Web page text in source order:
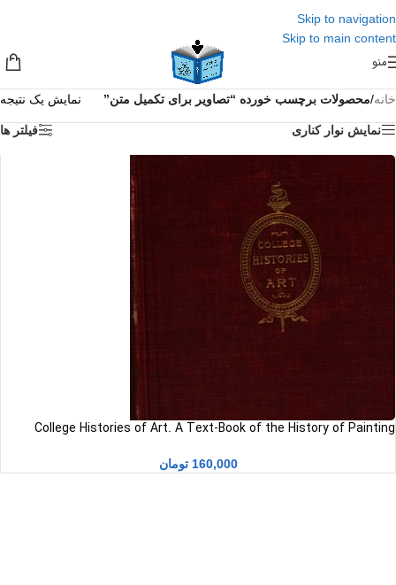
Skip to navigation
Skip to main content
منو
خانه/محصولات برچسب خورده “تصاویر برای تکمیل متن” نمایش یک نتیجه
نمایش نوار کناری فیلتر ها
College Histories of Art. A Text-Book of the History of Painting
160,000 تومان